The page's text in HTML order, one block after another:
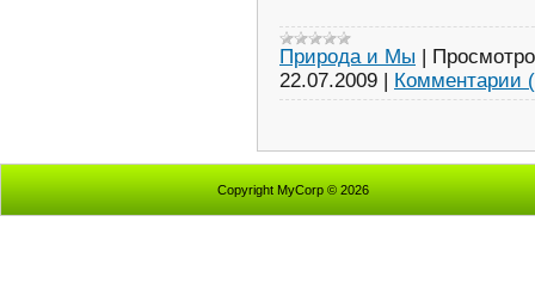
Природа и Мы |
22.07.2009 | Комментарии
Copyright MyCorp © 2026